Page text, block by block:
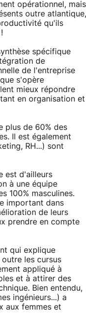
opérationnel, mais
outre atlantique,
qu'ils
spécifique
de
de l'entreprise
s'opère
mieux répondre
en organisation et
plus de 60% des
Il est également
RH...) sont
est d'ailleurs
à une équipe
100% masculines.
important dans
de leurs
prendre en compte
qui explique
les cursus
appliqué à
et à attirer des
Bien entendu,
ingénieurs...) a
aux femmes et